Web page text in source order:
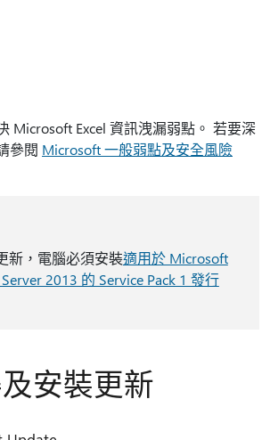
Microsoft Excel 資訊洩漏弱點。 若要深
參閱 Microsoft 一般弱點及安全風險
新，電腦必須安裝適用於 Microsoft
2013 的 Service Pack 1 發行
安裝更新